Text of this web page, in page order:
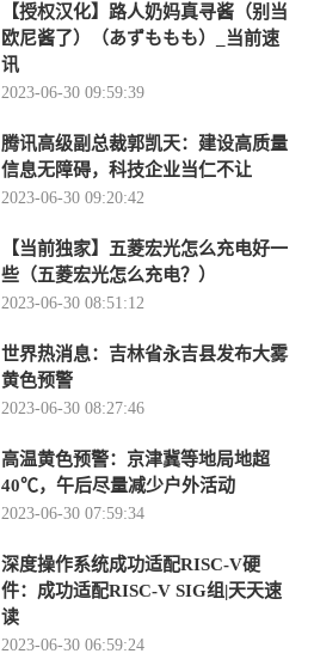
【授权汉化】路人奶妈真寻酱（别当
欧尼酱了）（あずももも）_当前速
讯
2023-06-30 09:59:39
腾讯高级副总裁郭凯天：建设高质量
信息无障碍，科技企业当仁不让
2023-06-30 09:20:42
【当前独家】五菱宏光怎么充电好一
些（五菱宏光怎么充电？）
2023-06-30 08:51:12
世界热消息：吉林省永吉县发布大雾
黄色预警
2023-06-30 08:27:46
高温黄色预警：京津冀等地局地超
40℃，午后尽量减少户外活动
2023-06-30 07:59:34
深度操作系统成功适配RISC-V硬
件：成功适配RISC-V SIG组|天天速
读
2023-06-30 06:59:24